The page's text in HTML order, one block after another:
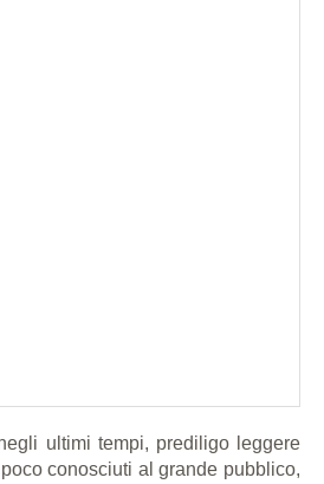
ultimi tempi, prediligo leggere
poco conosciuti al grande pubblico,